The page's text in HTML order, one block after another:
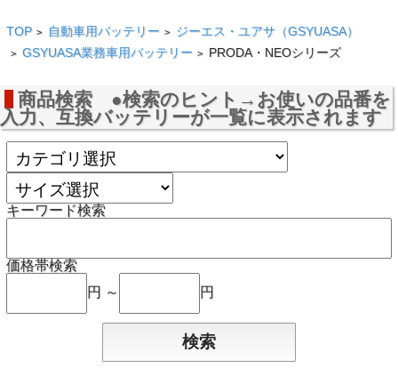
TOP > 自動車用バッテリー > ジーエス・ユアサ（GSYUASA）
> GSYUASA業務車用バッテリー > PRODA・NEOシリーズ
商品検索 ●検索のヒント→お使いの品番を
入力、互換バッテリーが一覧に表示されます
キーワード検索
価格帯検索
円 ～
円